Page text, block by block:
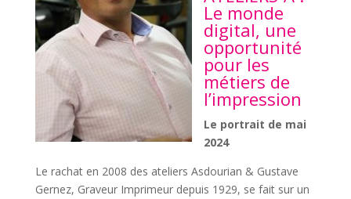
Le monde
digital, une
opportunité
pour les
métiers de
l’impression
Le portrait de mai
2024
Le rachat en 2008 des ateliers Asdourian & Gustave
Gernez, Graveur Imprimeur depuis 1929, se fait sur un